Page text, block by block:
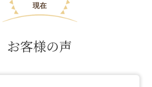
現在
お客様の声